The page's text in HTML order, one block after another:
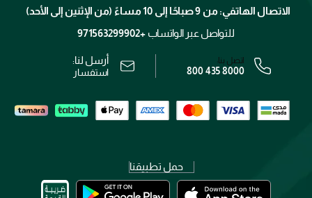
الوظائف
الشروط و الأحكام
رقم السجل التجاري: 7013320481 — صادر من وزارة التجارة
الاتصال الهاتفي: من 9 صباحًا إلى 10 مساءً (من الإثنين إلى الأحد)
للتواصل عبر الواتساب +971563299902
اتصل بنا:
800 435 8000
أرسل لنا:
استفسار
حمل تطبيقنا